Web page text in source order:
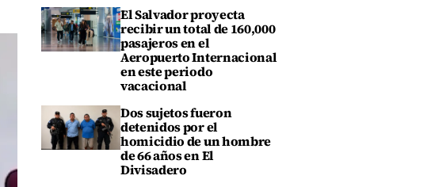
El Salvador proyecta
recibir un total de 160,000
pasajeros en el
Aeropuerto Internacional
en este periodo
vacacional
Dos sujetos fueron
detenidos por el
homicidio de un hombre
de 66 años en El
Divisadero